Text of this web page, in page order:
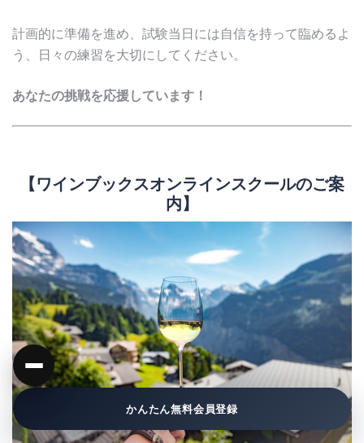
計画的に準備を進め、試験当日には自信を持って臨めるよ
う、日々の練習を大切にしてください。
あなたの挑戦を応援しています！
【ワインブックスオンラインスクールのご案
内】
かんたん無料会員登録